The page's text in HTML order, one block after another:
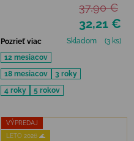
32,21 €
37,90 €
Pozrieť viac Skladom
(3 ks)
12 mesiacov
18 mesiacov
3 roky
4 roky
5 rokov
VÝPREDAJ
LETO 2026 🌊